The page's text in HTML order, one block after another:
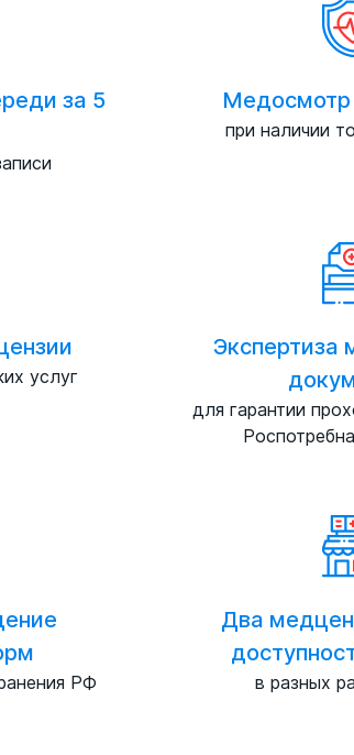
за 5
Медосмотр
при наличии
услуг
Экспертиза
для гарантии
РФ
Два
в разных